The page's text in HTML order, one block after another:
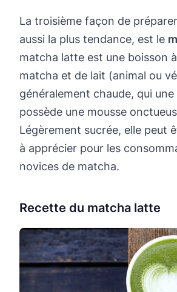
La troisième façon de
aussi la plus tendance, est le
matcha latte est une boisson
matcha et de lait (animal ou
généralement chaude, qui
possède une mousse
Légèrement sucrée, elle peut
à apprécier pour les
novices de matcha.
Recette du matcha latte